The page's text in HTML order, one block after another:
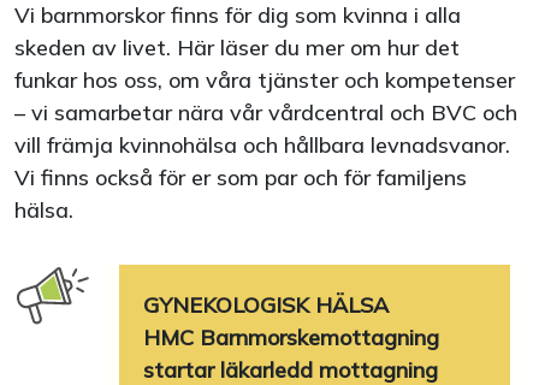
Vi barnmorskor finns för dig som kvinna i alla
skeden av livet. Här läser du mer om hur det
funkar hos oss, om våra tjänster och kompetenser
– vi samarbetar nära vår vårdcentral och BVC och
vill främja kvinnohälsa och hållbara levnadsvanor.
Vi finns också för er som par och för familjens
hälsa.
GYNEKOLOGISK HÄLSA
HMC Barnmorskemottagning
startar läkarledd mottagning